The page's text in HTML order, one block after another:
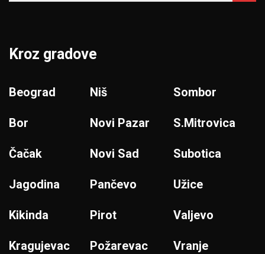
Kroz gradove
Beograd
Bor
Čačak
Jagodina
Kikinda
Kragujevac
Niš
Novi Pazar
Novi Sad
Pančevo
Pirot
Požarevac
Sombor
S.Mitrovica
Subotica
Užice
Valjevo
Vranje